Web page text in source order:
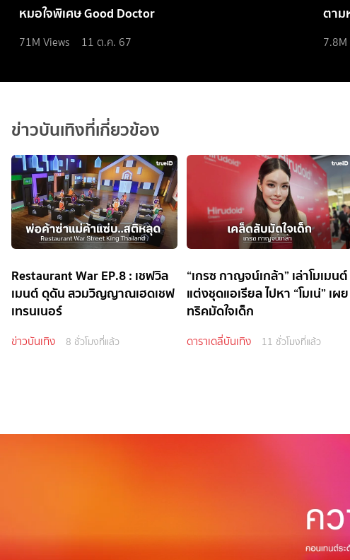
หมอใจพิเศษ Good Doctor
71M Views 11 ต.ค. 67
ตาม
7.8M
ข่าวบันเทิงที่เกี่ยวข้อง
Restaurant War EP.8 : เชฟวิล
เมนต์ ดุดัน สวมวิญญาณเฮดเชฟ
เทรนเนอร์
ข่าวบันเทิง 8 ชั่วโมงที่แล้ว
“เกรซ กาญจน์เกล้า” เล่าโมเมนต์
แต่งชุดแอเรียล ไปหา “โมเน่” เผย
ทริคมัดใจเด็ก
ดาราเดลี่บันเทิง 11 ชั่วโมงที่แล้ว